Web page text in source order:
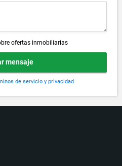
ofertas inmobiliarias
mensaje
de servicio y privacidad